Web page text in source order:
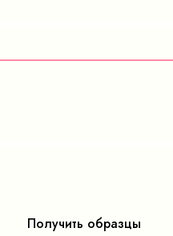
Получить образцы